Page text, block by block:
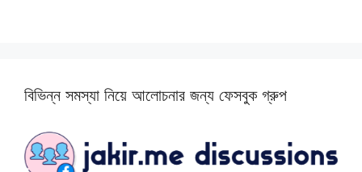
বিভিন্ন সমস্যা নিয়ে আলোচনার জন্য ফেসবুক গ্রুপ